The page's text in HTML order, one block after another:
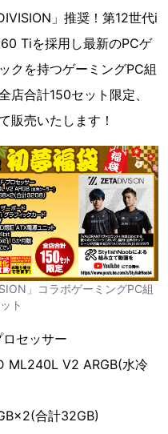
」推奨！第12世代i
Tiを採用し最新のPCゲ
クを持つゲーミングPC組
店合計150セット限定、
販売いたします！
」コラボゲーミングPC組
ト
セッサー
ML240L V2 ARGB(水冷
合計32GB)